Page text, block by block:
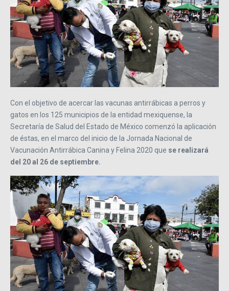
Con el objetivo de acercar las vacunas antirrábicas a perros y
gatos en los 125 municipios de la entidad mexiquense, la
Secretaría de Salud del Estado de México comenzó la aplicación
de éstas, en el marco del inicio de la Jornada Nacional de
Vacunación Antirrábica Canina y Felina 2020 que se realizará
del 20 al 26 de septiembre.